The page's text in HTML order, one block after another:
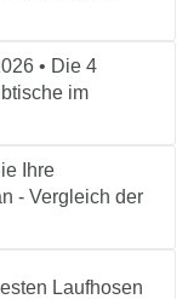
• Die 4
im
Ihre
- Vergleich der
Laufhosen